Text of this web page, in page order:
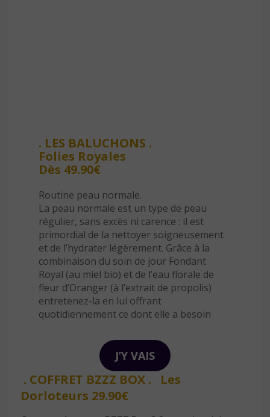
. LES BALUCHONS .
Folies Royales
Dès 49.90€
Routine peau normale.
La peau normale est un type de peau
régulier, sans excès ni carence : il est
primordial de la nettoyer soigneusement
et de l’hydrater légèrement. Grâce à la
combinaison du soin de jour Fondant
Royal (au miel bio) et de l’eau florale de
fleur d’Oranger (à l’extrait de propolis)
entretenez-la en lui offrant
quotidiennement ce dont elle a besoin
J’Y VAIS
. COFFRET BZZZ BOX . Les
Dorloteurs 29.90€